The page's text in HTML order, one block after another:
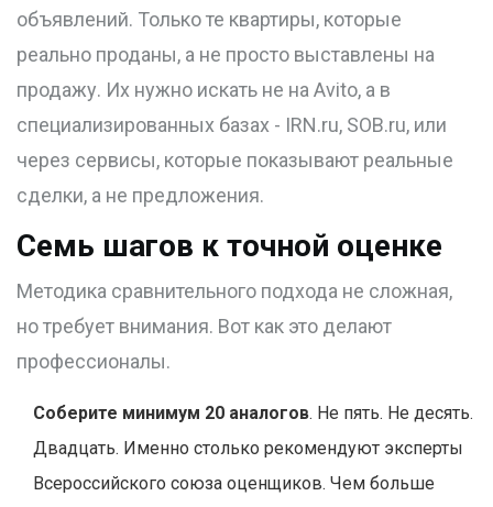
объявлений. Только те квартиры, которые
реально проданы, а не просто выставлены на
продажу. Их нужно искать не на Avito, а в
специализированных базах - IRN.ru, SOB.ru, или
через сервисы, которые показывают реальные
сделки, а не предложения.
Семь шагов к точной оценке
Методика сравнительного подхода не сложная,
но требует внимания. Вот как это делают
профессионалы.
Соберите минимум 20 аналогов. Не пять. Не десять.
Двадцать. Именно столько рекомендуют эксперты
Всероссийского союза оценщиков. Чем больше